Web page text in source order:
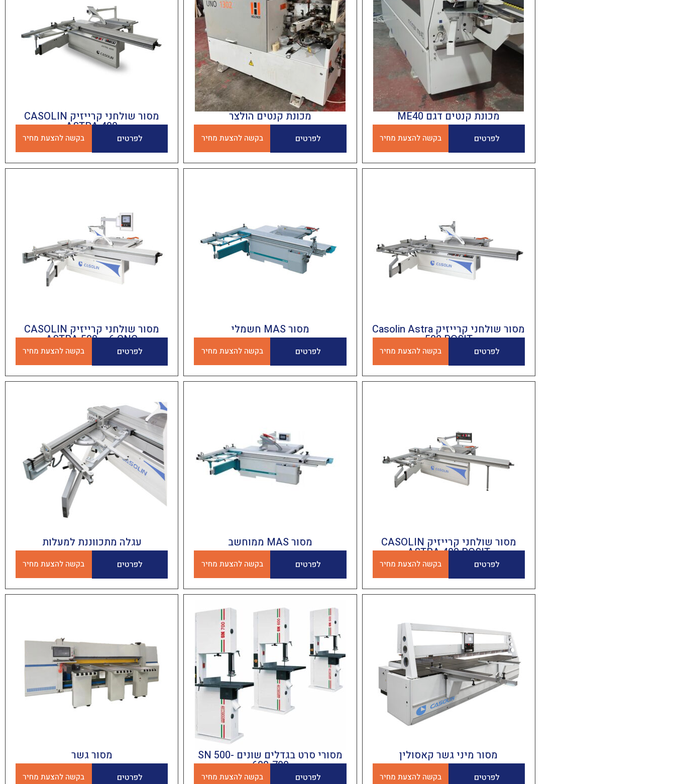
מכונת קנטים דגם ME40
לפרטים בקשה להצעת מחיר
מכונת קנטים הולצר
לפרטים בקשה להצעת מחיר
מסור שולחני קרייזיק CASOLIN
ASTRA 400
לפרטים בקשה להצעת מחיר
מסור שולחני קרייזיק Casolin Astra
500 POSIT
לפרטים בקשה להצעת מחיר
מסור MAS חשמלי
לפרטים בקשה להצעת מחיר
מסור שולחני קרייזיק CASOLIN
ASTRA 500 – 6 CNC
לפרטים בקשה להצעת מחיר
מסור שולחני קרייזיק CASOLIN
ASTRA 400 POSIT
לפרטים בקשה להצעת מחיר
מסור MAS ממוחשב
לפרטים בקשה להצעת מחיר
עגלה מתכווננת למעלות
לפרטים בקשה להצעת מחיר
מסור מיני גשר קאסולין
לפרטים בקשה להצעת מחיר
מסורי סרט בגדלים שונים SN 500-
600-700
לפרטים בקשה להצעת מחיר
מסור גשר
לפרטים בקשה להצעת מחיר